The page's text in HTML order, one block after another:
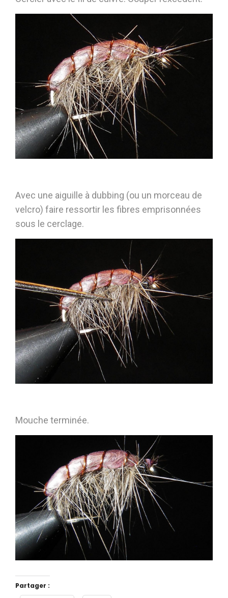
Avec une aiguille à dubbing (ou un morceau de
velcro) faire ressortir les fibres emprisonnées
sous le cerclage.
Mouche terminée.
Partager :